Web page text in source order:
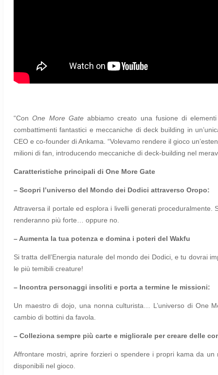
“ConOne More Gateabbiamo creato una fusione di
combattimenti fantastici e meccaniche di deck building in
CEO e co-founder di Ankama. “Volevamo rendere il gioco
milioni di fan, introducendo meccaniche di deck-building nel
Caratteristiche principali di One More Gate
– Scopri l’universo del Mondo dei Dodici attraverso Oropo:
Attraversa il portale ed esplora i livelli generati
renderanno più forte… oppure no.
– Aumenta la tua potenza e domina i poteri del Wakfu
Si tratta dell’Energia naturale del mondo dei Dodici, e tu dovrai
le più temibili creature!
– Incontra personaggi insoliti e porta a termine le missioni:
Un maestro di dojo, una nonna culturista… L’universo di One
cambio di bottini da favola.
– Colleziona sempre più carte e migliorale per creare delle
Affrontare mostri, aprire forzieri o spendere i propri kama da
disponibili nel gioco.